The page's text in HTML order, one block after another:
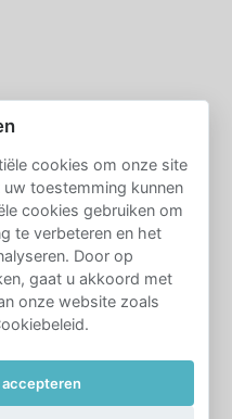
cookies om onze site
toestemming kunnen
cookies gebruiken om
te verbeteren en het
Door op
gaat u akkoord met
onze website zoals
accepteren